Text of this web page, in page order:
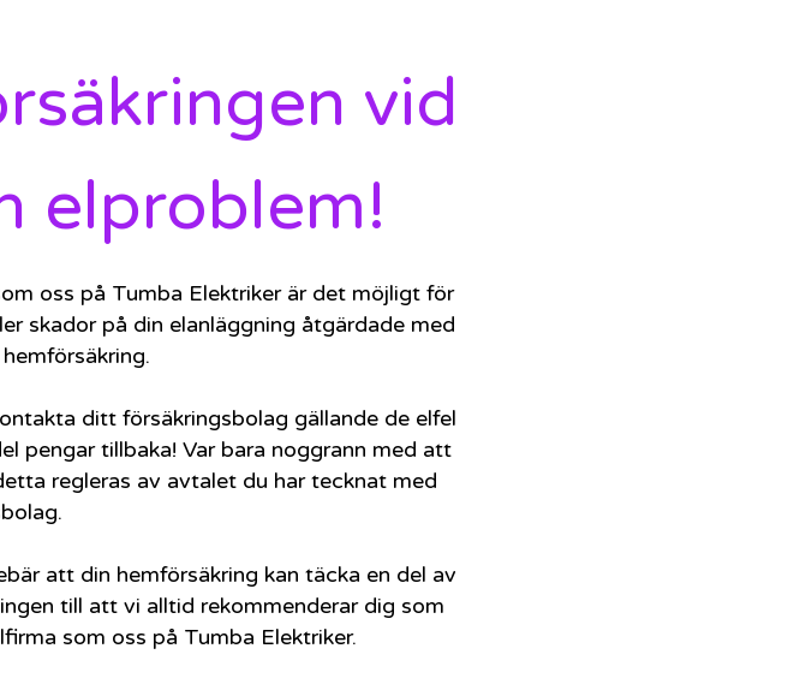
vid
elproblem!
oss på Tumba Elektriker är det möjligt för
skador på din elanläggning åtgärdade med
ditt försäkringsbolag gällande de elfel
pengar tillbaka! Var bara noggrann med att
regleras av avtalet du har tecknat med
att din hemförsäkring kan täcka en del av
till att vi alltid rekommenderar dig som
som oss på Tumba Elektriker.